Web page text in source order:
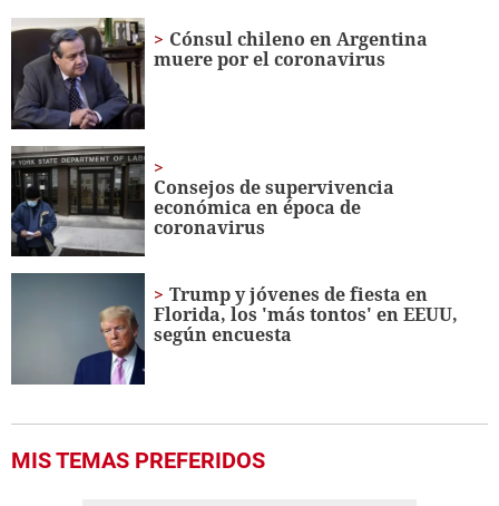
14
seconds
Cónsul chileno en Argentina
muere por el coronavirus
Consejos de supervivencia
económica en época de
coronavirus
Trump y jóvenes de fiesta en
Florida, los 'más tontos' en EEUU,
según encuesta
MIS TEMAS PREFERIDOS